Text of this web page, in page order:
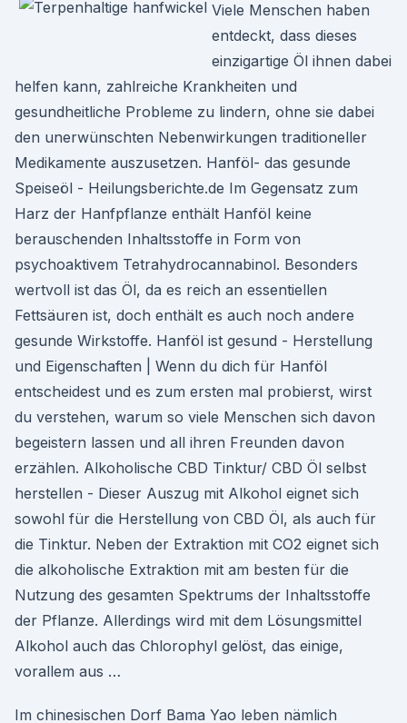
Viele Menschen haben
entdeckt, dass dieses
einzigartige Öl ihnen dabei
helfen kann, zahlreiche Krankheiten und
gesundheitliche Probleme zu lindern, ohne sie dabei
den unerwünschten Nebenwirkungen traditioneller
Medikamente auszusetzen. Hanföl- das gesunde
Speiseöl - Heilungsberichte.de Im Gegensatz zum
Harz der Hanfpflanze enthält Hanföl keine
berauschenden Inhaltsstoffe in Form von
psychoaktivem Tetrahydrocannabinol. Besonders
wertvoll ist das Öl, da es reich an essentiellen
Fettsäuren ist, doch enthält es auch noch andere
gesunde Wirkstoffe. Hanföl ist gesund - Herstellung
und Eigenschaften | Wenn du dich für Hanföl
entscheidest und es zum ersten mal probierst, wirst
du verstehen, warum so viele Menschen sich davon
begeistern lassen und all ihren Freunden davon
erzählen. Alkoholische CBD Tinktur/ CBD Öl selbst
herstellen - Dieser Auszug mit Alkohol eignet sich
sowohl für die Herstellung von CBD Öl, als auch für
die Tinktur. Neben der Extraktion mit CO2 eignet sich
die alkoholische Extraktion mit am besten für die
Nutzung des gesamten Spektrums der Inhaltsstoffe
der Pflanze. Allerdings wird mit dem Lösungsmittel
Alkohol auch das Chlorophyl gelöst, das einige,
vorallem aus …
Im chinesischen Dorf Bama Yao leben nämlich